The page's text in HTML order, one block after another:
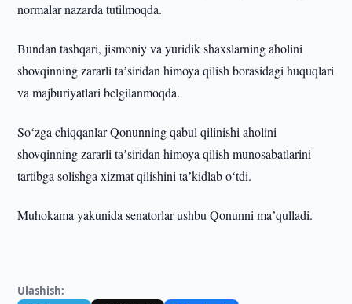
normalar nazarda tutilmoqda.
Bundan tashqari, jismoniy va yuridik shaxslarning aholini
shovqinning zararli taʼsiridan himoya qilish borasidagi huquqlari
va majburiyatlari belgilanmoqda.
Soʻzga chiqqanlar Qonunning qabul qilinishi aholini
shovqinning zararli taʼsiridan himoya qilish munosabatlarini
tartibga solishga xizmat qilishini taʼkidlab oʻtdi.
Muhokama yakunida senatorlar ushbu Qonunni maʼqulladi.
Ulashish: